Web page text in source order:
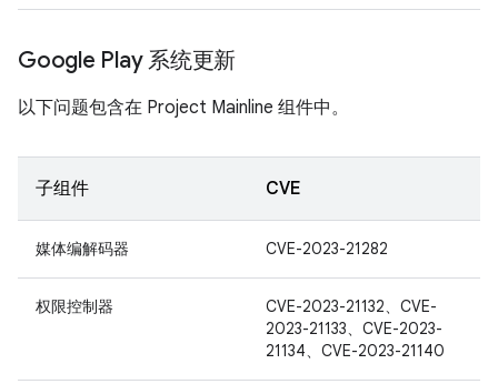
Google Play 系统更新
以下问题包含在 Project Mainline 组件中。
子组件 CVE
媒体编解码器 CVE-2023-21282
权限控制器
CVE-2023-21132、CVE-
2023-21133、CVE-2023-
21134、CVE-2023-21140